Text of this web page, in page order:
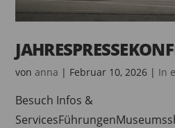
vonanna | Februar 10, 2026 | In
Besuch Infos &